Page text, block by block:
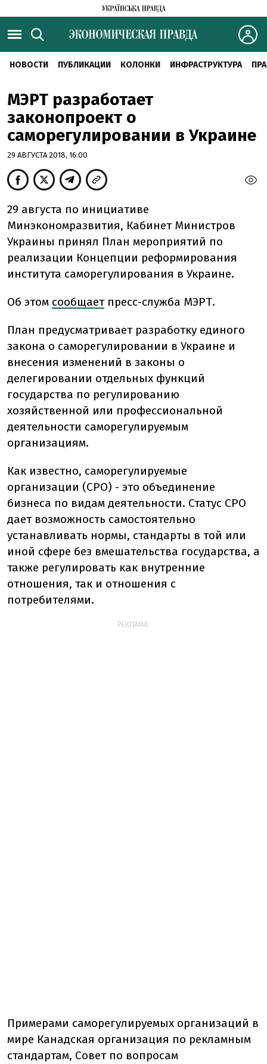
НОВОСТИ ПУБЛИКАЦИИ КОЛОНКИ ИНФРАСТРУКТУРА
МЭРТ разработает
законопроект о
саморегулировании в Украине
29 АВГУСТА 2018, 16:00
29 августа по инициативе
Минэкономразвития, Кабинет Министров
Украины принял План мероприятий по
реализации Концепции реформирования
института саморегулирования в Украине.
Об этом сообщаетпресс-служба МЭРТ.
План предусматривает разработку единого
закона о саморегулировании в Украине и
внесения изменений в законы о
делегировании отдельных функций
государства по регулированию
хозяйственной или профессиональной
деятельности саморегулируемым
организациям.
Как известно, саморегулируемые
организации (СРО) - это объединение
бизнеса по видам деятельности. Статус СРО
дает возможность самостоятельно
устанавливать нормы, стандарты в той или
иной сфере без вмешательства государства, а
также регулировать как внутренние
отношения, так и отношения с
потребителями.
РЕКЛАМА:
Примерами саморегулируемых организаций в
мире Канадская организация по рекламным
стандартам, Совет по вопросам